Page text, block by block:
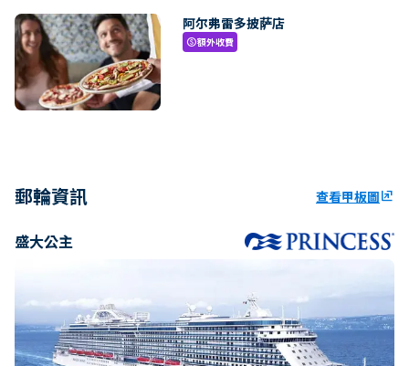
阿尔弗雷多披萨店
paid額外收費
郵輪資訊 查看甲板圖ungroup
盛大公主